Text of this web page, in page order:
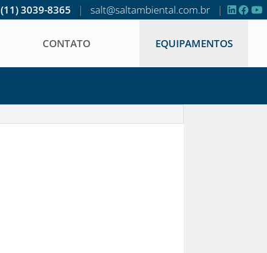
(11) 3039-8365 | salt@saltambiental.com.br |
CONTATO EQUIPAMENTOS